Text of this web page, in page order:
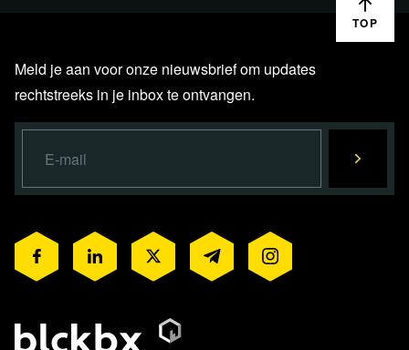
TOP
Meld je aan voor onze nieuwsbrief om updates
rechtstreeks in je inbox te ontvangen.